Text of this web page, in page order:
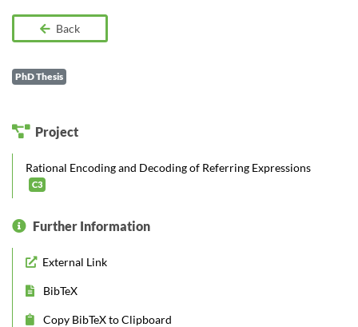
Back
PhD Thesis
Project
Rational Encoding and Decoding of Referring Expressions
C3
Further Information
External Link
BibTeX
Copy BibTeX to Clipboard